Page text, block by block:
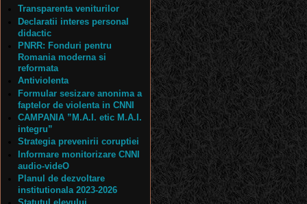
Transparenta veniturilor
Declaratii interes personal
didactic
PNRR: Fonduri pentru
Romania moderna si
reformata
Antiviolenta
Formular sesizare anonima a
faptelor de violenta in CNNI
CAMPANIA ”M.A.I. etic M.A.I.
integru”
Strategia prevenirii coruptiei
Informare monitorizare CNNI
audio-videO
Planul de dezvoltare
institutionala 2023-2026